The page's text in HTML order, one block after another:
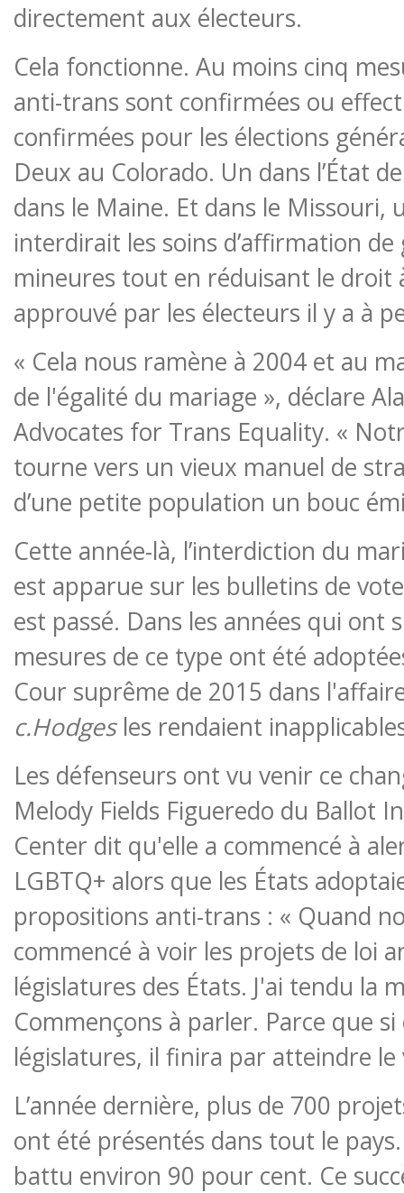
directement aux électeurs.
Cela fonctionne. Au moins cinq
anti-trans sont confirmées ou
confirmées pour les élections
Deux au Colorado. Un dans l’État
dans le Maine. Et dans le Missouri,
interdirait les soins d’affirmation
mineures tout en réduisant le droit
approuvé par les électeurs il y a à
« Cela nous ramène à 2004 et au
de l'égalité du mariage », déclare
Advocates for Trans Equality. «
tourne vers un vieux manuel de
d’une petite population un bouc
Cette année-là, l’interdiction du
est apparue sur les bulletins de
est passé. Dans les années qui ont
mesures de ce type ont été
Cour suprême de 2015 dans
c.Hodgesles rendaient
Les défenseurs ont vu venir ce
Melody Fields Figueredo du Ballot
Center dit qu'elle a commencé à
LGBTQ+ alors que les États
propositions anti-trans : « Quand
commencé à voir les projets de loi
législatures des États. J'ai tendu la
Commençons à parler. Parce que si
législatures, il finira par atteindre le
L’année dernière, plus de 700
ont été présentés dans tout le
battu environ 90 pour cent. Ce